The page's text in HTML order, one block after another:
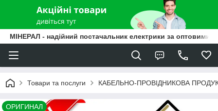
МІНЕРАЛ - надійний постачальник електрики за оптовими
Товари та послуги КАБЕЛЬНО-ПРОВІДНИКОВА
ОРИГИНАЛ